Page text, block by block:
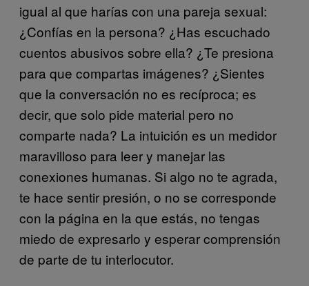
igual al que harías con una pareja sexual:
¿Confías en la persona? ¿Has escuchado
cuentos abusivos sobre ella? ¿Te presiona
para que compartas imágenes? ¿Sientes
que la conversación no es recíproca; es
decir, que solo pide material pero no
comparte nada? La intuición es un medidor
maravilloso para leer y manejar las
conexiones humanas. Si algo no te agrada,
te hace sentir presión, o no se corresponde
con la página en la que estás, no tengas
miedo de expresarlo y esperar comprensión
de parte de tu interlocutor.